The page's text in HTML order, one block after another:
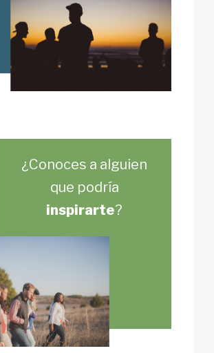
¿Conoces a alguien
que podría
inspirarte?